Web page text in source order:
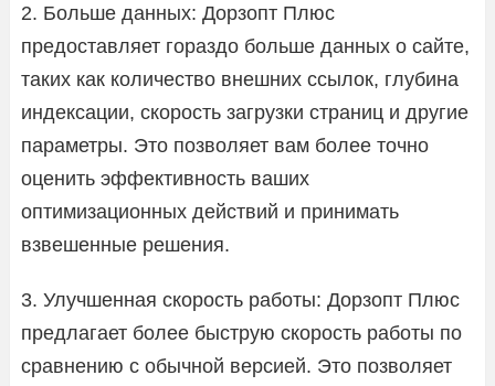
2. Больше данных: Дорзопт Плюс
предоставляет гораздо больше данных о сайте,
таких как количество внешних ссылок, глубина
индексации, скорость загрузки страниц и другие
параметры. Это позволяет вам более точно
оценить эффективность ваших
оптимизационных действий и принимать
взвешенные решения.
3. Улучшенная скорость работы: Дорзопт Плюс
предлагает более быструю скорость работы по
сравнению с обычной версией. Это позволяет